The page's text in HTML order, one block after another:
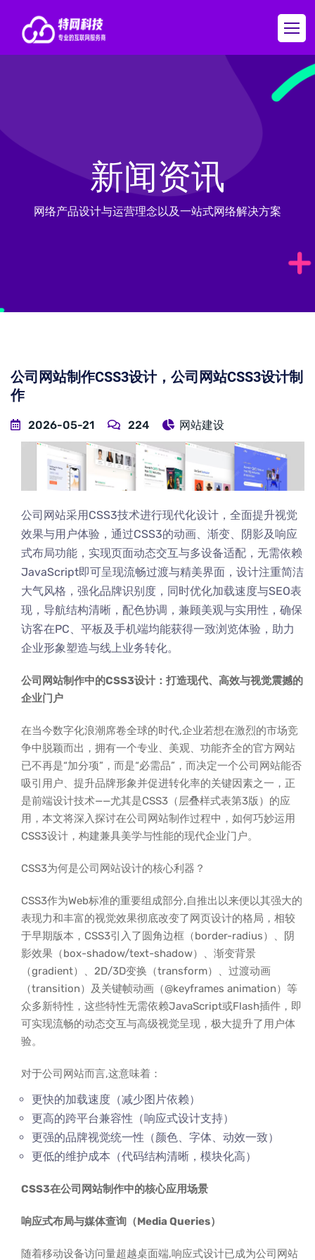
新闻资讯
网络产品设计与运营理念以及一站式网络解决方案
公司网站制作CSS3设计，公司网站CSS3设计制
作
2026-05-21 224 网站建设
公司网站采用CSS3技术进行现代化设计，全面提升视觉
效果与用户体验，通过CSS3的动画、渐变、阴影及响应
式布局功能，实现页面动态交互与多设备适配，无需依赖
JavaScript即可呈现流畅过渡与精美界面，设计注重简洁
大气风格，强化品牌识别度，同时优化加载速度与SEO表
现，导航结构清晰，配色协调，兼顾美观与实用性，确保
访客在PC、平板及手机端均能获得一致浏览体验，助力
企业形象塑造与线上业务转化。
公司网站制作中的CSS3设计：打造现代、高效与视觉震撼的
企业门户
在当今数字化浪潮席卷全球的时代,企业若想在激烈的市场竞
争中脱颖而出，拥有一个专业、美观、功能齐全的官方网站
已不再是“加分项”，而是“必需品”，而决定一个公司网站能否
吸引用户、提升品牌形象并促进转化率的关键因素之一，正
是前端设计技术——尤其是CSS3（层叠样式表第3版）的应
用，本文将深入探讨在公司网站制作过程中，如何巧妙运用
CSS3设计，构建兼具美学与性能的现代企业门户。
CSS3为何是公司网站设计的核心利器？
CSS3作为Web标准的重要组成部分,自推出以来便以其强大的
表现力和丰富的视觉效果彻底改变了网页设计的格局，相较
于早期版本，CSS3引入了圆角边框（border-radius）、阴
影效果（box-shadow/text-shadow）、渐变背景
（gradient）、2D/3D变换（transform）、过渡动画
（transition）及关键帧动画（@keyframes animation）等
众多新特性，这些特性无需依赖JavaScript或Flash插件，即
可实现流畅的动态交互与高级视觉呈现，极大提升了用户体
验。
对于公司网站而言,这意味着：
更快的加载速度（减少图片依赖）
更高的跨平台兼容性（响应式设计支持）
更强的品牌视觉统一性（颜色、字体、动效一致）
更低的维护成本（代码结构清晰，模块化高）
CSS3在公司网站制作中的核心应用场景
响应式布局与媒体查询（Media Queries）
随着移动设备访问量超越桌面端,响应式设计已成为公司网站